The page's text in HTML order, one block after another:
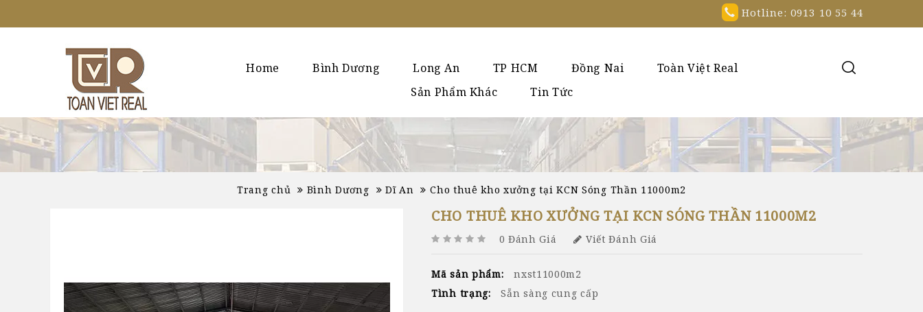
Hotline: 0913 10 55 44
Home Bình Dương Long An TP HCM Đồng Nai
Toàn Việt Real
Sản Phẩm Khác
Tin Tức
Trang chủ Bình Dương Dĩ An Cho thuê kho xưởng tại KCN Sóng Thần 11000m2
CHO THUÊ KHO XƯỞNG TẠI KCN SÓNG THẦN 11000M2
0 Đánh Giá Viết Đánh Giá
Mã sản phẩm:
nxst11000m2
Tình trạng:
Sẵn sàng cung cấp